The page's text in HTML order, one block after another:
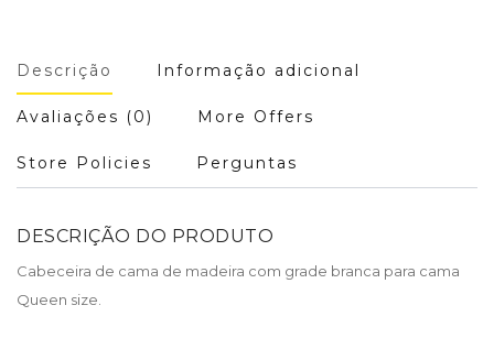
Descrição Informação adicional
Avaliações (0) More Offers
Store Policies Perguntas
DESCRIÇÃO DO PRODUTO
Cabeceira de cama de madeira com grade branca para cama
Queen size.